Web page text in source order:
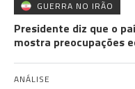
GUERRA NO IRÃO
Presidente diz que o
mostra preocupações
ANÁLISE